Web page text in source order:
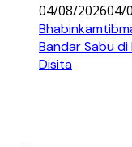
04/08/202604/
Bandar Sabu di
Disita